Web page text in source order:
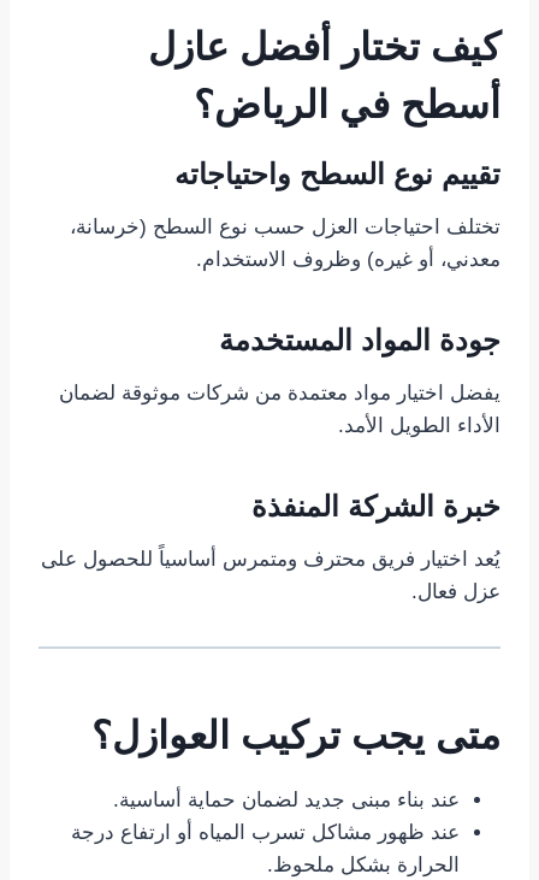
كيف تختار أفضل عازل
أسطح في الرياض؟
تقييم نوع السطح واحتياجاته
تختلف احتياجات العزل حسب نوع السطح (خرسانة،
معدني، أو غيره) وظروف الاستخدام.
جودة المواد المستخدمة
يفضل اختيار مواد معتمدة من شركات موثوقة لضمان
الأداء الطويل الأمد.
خبرة الشركة المنفذة
يُعد اختيار فريق محترف ومتمرس أساسياً للحصول على
عزل فعال.
متى يجب تركيب العوازل؟
عند بناء مبنى جديد لضمان حماية أساسية.
عند ظهور مشاكل تسرب المياه أو ارتفاع درجة
الحرارة بشكل ملحوظ.